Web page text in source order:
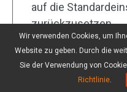
auf die
zurückzusetzen.
Schritt 1: Starten Sie
Wir verwenden Cookies, um
Website zu geben. Durch die
Sie der Verwendung von
Richtlinie.